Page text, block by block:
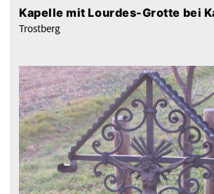
Kapelle mit Lourdes-Grotte bei
Trostberg